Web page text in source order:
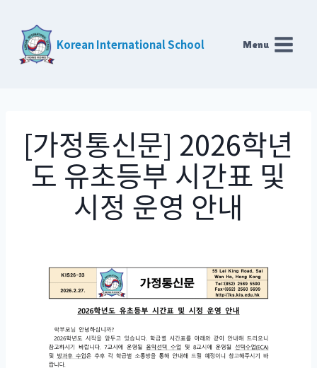
content
Korean International School Menu
[가정통신문] 2026학년
도 유초등부 시간표 및
시정 운영 안내